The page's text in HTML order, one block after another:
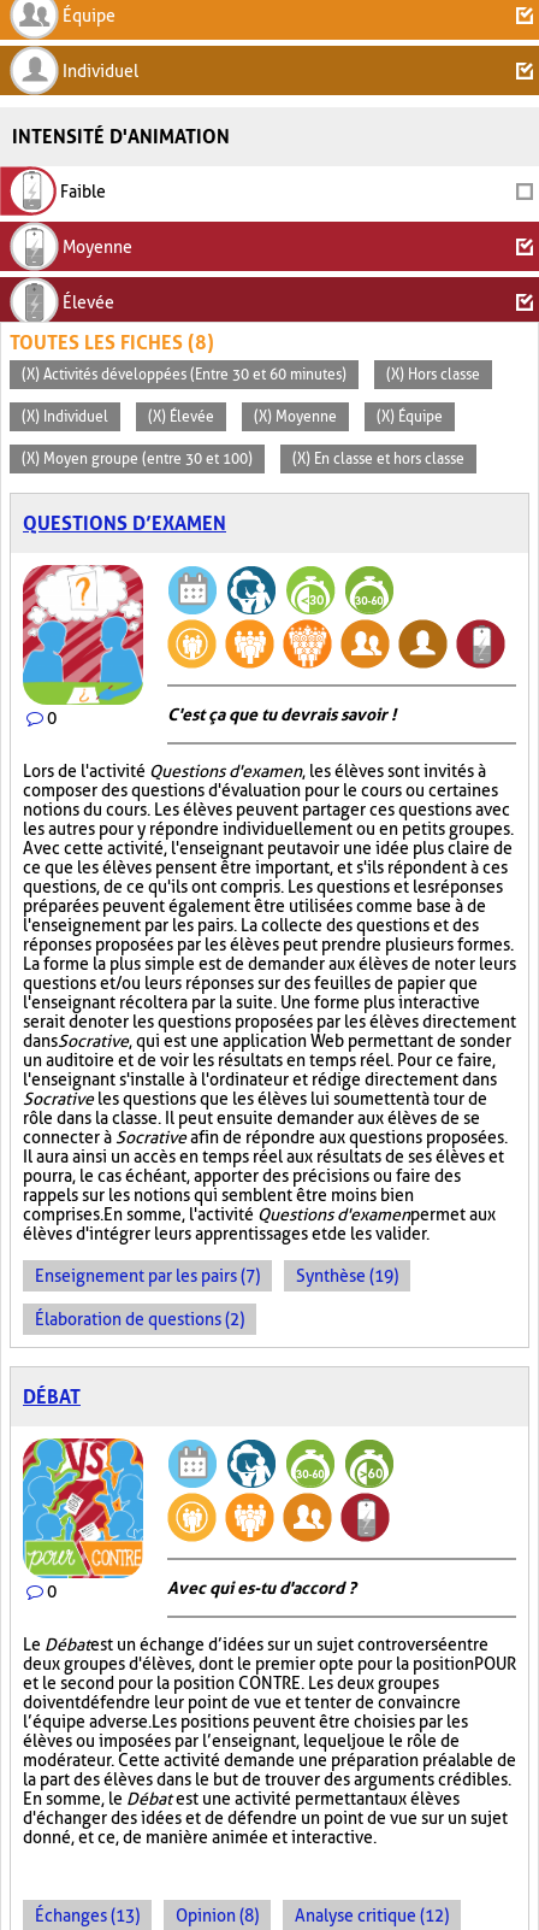
Équipe
Individuel
INTENSITÉ D'ANIMATION
Faible
Moyenne
Élevée
TOUTES LES FICHES (8)
(X) Activités développées (Entre 30 et 60 minutes) (X) Hors classe
(X) Individuel (X) Élevée (X) Moyenne (X) Équipe
(X) Moyen groupe (entre 30 et 100) (X) En classe et hors classe
QUESTIONS D’EXAMEN
0 C'est ça que tu devrais savoir !
Lors de l'activité Questions d'examen, les élèves sont invités à
composer des questions d'évaluation pour le cours ou certaines
notions du cours. Les élèves peuvent partager ces questions avec
les autres pour y répondre individuellement ou en petits groupes.
Avec cette activité, l'enseignant peut avoir une idée plus claire de
ce que les élèves pensent être important, et s'ils répondent à ces
questions, de ce qu'ils ont compris. Les questions et les réponses
préparées peuvent également être utilisées comme base à de
l'enseignement par les pairs. La collecte des questions et des
réponses proposées par les élèves peut prendre plusieurs formes.
La forme la plus simple est de demander aux élèves de noter leurs
questions et/ou leurs réponses sur des feuilles de papier que
l'enseignant récoltera par la suite. Une forme plus interactive
serait de noter les questions proposées par les élèves directement
dansSocrative, qui est une application Web permettant de sonder
un auditoire et de voir les résultats en temps réel. Pour ce faire,
l'enseignant s'installe à l'ordinateur et rédige directement dans
Socrativeles questions que les élèves lui soumettent à tour de
rôle dans la classe. Il peut ensuite demander aux élèves de se
connecter à Socrativeafin de répondre aux questions proposées.
Il aura ainsi un accès en temps réel aux résultats de ses élèves et
pourra, le cas échéant, apporter des précisions ou faire des
rappels sur les notions qui semblent être moins bien
comprises. En somme, l'activité Questions d'examenpermet aux
élèves d'intégrer leurs apprentissages et de les valider.
Enseignement par les pairs (7) Synthèse (19)
Élaboration de questions (2)
DÉBAT
0 Avec qui es-tu d'accord ?
Le Débatest un échange d’idées sur un sujet controversé entre
deux groupes d'élèves, dont le premier opte pour la position POUR
et le second pour la position CONTRE. Les deux groupes
doivent défendre leur point de vue et tenter de convaincre
l’équipe adverse. Les positions peuvent être choisies par les
élèves ou imposées par l’enseignant, lequel joue le rôle de
modérateur. Cette activité demande une préparation préalable de
la part des élèves dans le but de trouver des arguments crédibles.
En somme, le Débatest une activité permettant aux élèves
d'échanger des idées et de défendre un point de vue sur un sujet
donné, et ce, de manière animée et interactive.
Échanges (13) Opinion (8) Analyse critique (12)